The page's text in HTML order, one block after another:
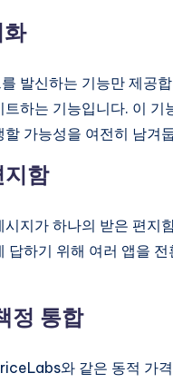
발신하는 기능만 제공
하는 기능입니다. 이
가능성을 여전히 남겨
함
지가 하나의 받은 편지
답하기 위해 여러 앱을
정 통합
와 같은 동적 가